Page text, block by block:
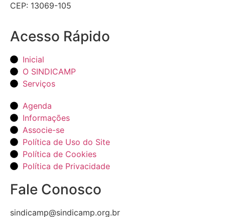
CEP: 13069-105
Acesso Rápido
Inicial
O SINDICAMP
Serviços
Agenda
Informações
Associe-se
Política de Uso do Site
Política de Cookies
Política de Privacidade
Fale Conosco
sindicamp@sindicamp.org.br